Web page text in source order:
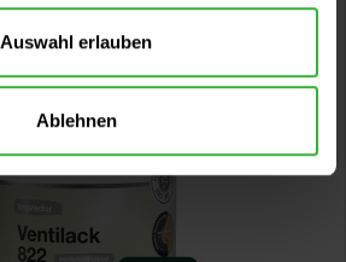
Auswahl erlauben
Ablehnen